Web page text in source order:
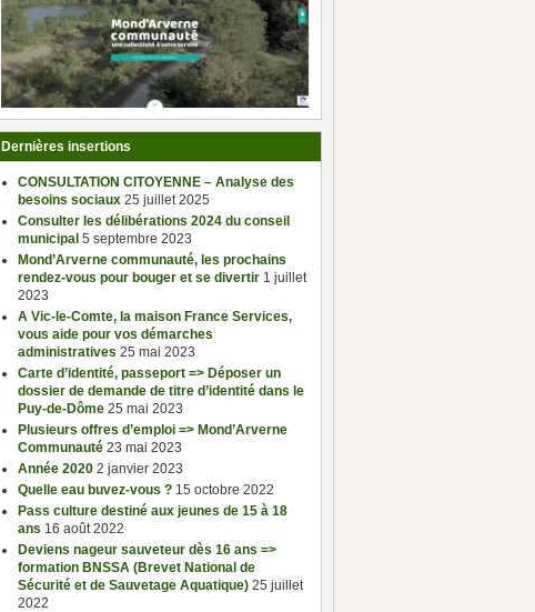
Dernières insertions
CONSULTATION CITOYENNE – Analyse des
besoins sociaux 25 juillet 2025
Consulter les délibérations 2024 du conseil
municipal 5 septembre 2023
Mond’Arverne communauté, les prochains
rendez-vous pour bouger et se divertir 1 juillet
2023
A Vic-le-Comte, la maison France Services,
vous aide pour vos démarches
administratives 25 mai 2023
Carte d’identité, passeport => Déposer un
dossier de demande de titre d’identité dans le
Puy-de-Dôme 25 mai 2023
Plusieurs offres d’emploi => Mond’Arverne
Communauté 23 mai 2023
Année 2020 2 janvier 2023
Quelle eau buvez-vous ? 15 octobre 2022
Pass culture destiné aux jeunes de 15 à 18
ans 16 août 2022
Deviens nageur sauveteur dès 16 ans =>
formation BNSSA (Brevet National de
Sécurité et de Sauvetage Aquatique) 25 juillet
2022